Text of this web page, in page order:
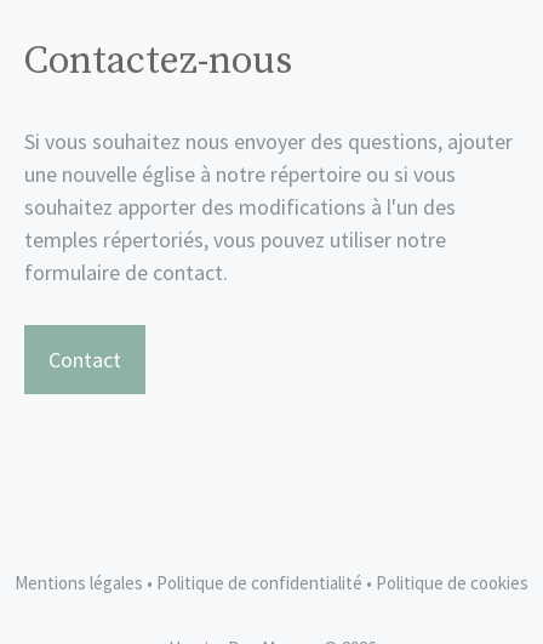
Contactez-nous
Si vous souhaitez nous envoyer des questions, ajouter
une nouvelle église à notre répertoire ou si vous
souhaitez apporter des modifications à l'un des
temples répertoriés, vous pouvez utiliser notre
formulaire de contact.
Contact
Mentions légales • Politique de confidentialité • Politique de cookies